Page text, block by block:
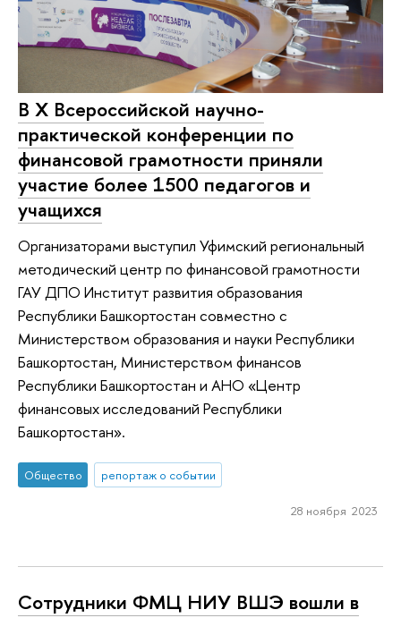
В X Всероссийской научно-
практической конференции по
финансовой грамотности приняли
участие более 1500 педагогов и
учащихся
Организаторами выступил Уфимский региональный
методический центр по финансовой грамотности
ГАУ ДПО Институт развития образования
Республики Башкортостан совместно с
Министерством образования и науки Республики
Башкортостан, Министерством финансов
Республики Башкортостан и АНО «Центр
финансовых исследований Республики
Башкортостан».
Общество репортаж о событии
28 ноября 2023
Сотрудники ФМЦ НИУ ВШЭ вошли в